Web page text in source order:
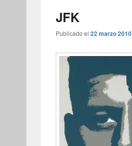
JFK
Publicado el 22 marzo 2010